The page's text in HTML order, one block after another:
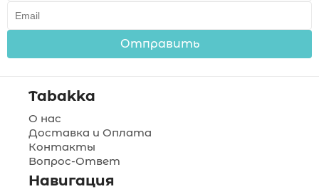
Отправить
Tabakka
О нас
Доставка и Оплата
Контакты
Вопрос-Ответ
Навигация